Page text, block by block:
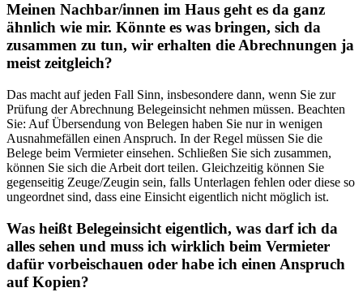
Meinen Nachbar/innen im Haus geht es da ganz
ähnlich wie mir. Könnte es was bringen, sich da
zusammen zu tun, wir erhalten die Abrechnungen ja
meist zeitgleich?
Das macht auf jeden Fall Sinn, insbesondere dann, wenn Sie zur
Prüfung der Abrechnung Belegeinsicht nehmen müssen. Beachten
Sie: Auf Übersendung von Belegen haben Sie nur in wenigen
Ausnahmefällen einen Anspruch. In der Regel müssen Sie die
Belege beim Vermieter einsehen. Schließen Sie sich zusammen,
können Sie sich die Arbeit dort teilen. Gleichzeitig können Sie
gegenseitig Zeuge/Zeugin sein, falls Unterlagen fehlen oder diese so
ungeordnet sind, dass eine Einsicht eigentlich nicht möglich ist.
Was heißt Belegeinsicht eigentlich, was darf ich da
alles sehen und muss ich wirklich beim Vermieter
dafür vorbeischauen oder habe ich einen Anspruch
auf Kopien?